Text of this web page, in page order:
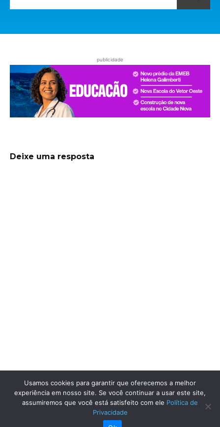
publicidade
Deixe uma resposta
Usamos cookies para garantir que oferecemos a melhor
experiência em nosso site. Se você continuar a usar este site,
assumiremos que você está satisfeito com ele Política de
Privacidade